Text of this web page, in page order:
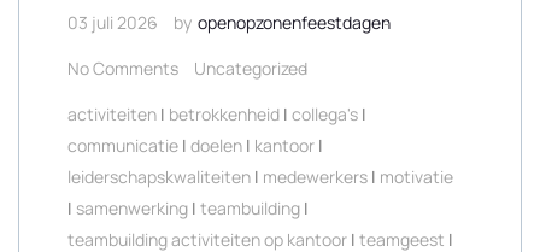
03 juli 2026 by openopzonenfeestdagen
No Comments
Uncategorized
activiteiten | betrokkenheid | collega's |
communicatie | doelen | kantoor |
leiderschapskwaliteiten | medewerkers | motivatie
| samenwerking | teambuilding |
teambuilding activiteiten op kantoor | teamgeest |